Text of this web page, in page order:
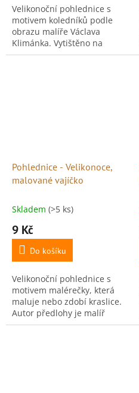
Velikonoční pohlednice s
motivem koledníků podle
obrazu malíře Václava
Klimánka. Vytištěno na
kvalitním pohlednicovém
Pohlednice - Velikonoce,
malované vajíčko
Skladem (>5 ks)
9 Kč
Do košíku
Velikonoční pohlednice s
motivem malérečky, která
maluje nebo zdobí kraslice.
Autor předlohy je malíř
Václav Klimánek. Vytištěno